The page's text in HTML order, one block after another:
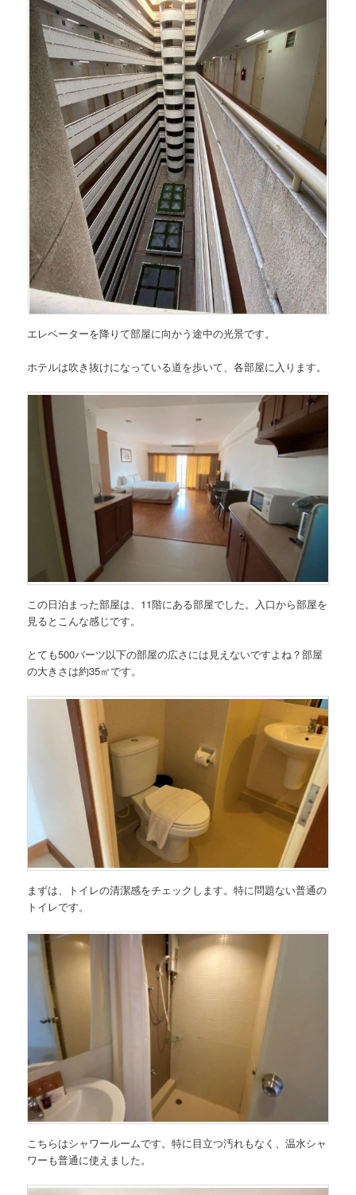
エレベーターを降りて部屋に向かう途中の光景です。
ホテルは吹き抜けになっている道を歩いて、各部屋に入ります。
この日泊まった部屋は、11階にある部屋でした。入口から部屋を
見るとこんな感じです。
とても500バーツ以下の部屋の広さには見えないですよね？部屋
の大きさは約35㎡です。
まずは、トイレの清潔感をチェックします。特に問題ない普通の
トイレです。
こちらはシャワールームです。特に目立つ汚れもなく、温水シャ
ワーも普通に使えました。